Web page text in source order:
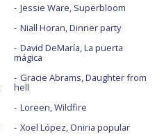
Jessie Ware, Superbloom
Niall Horan, Dinner party
David DeMaría, La puerta
mágica
Gracie Abrams, Daughter from
hell
Loreen, Wildfire
Xoel López, Oniria popular